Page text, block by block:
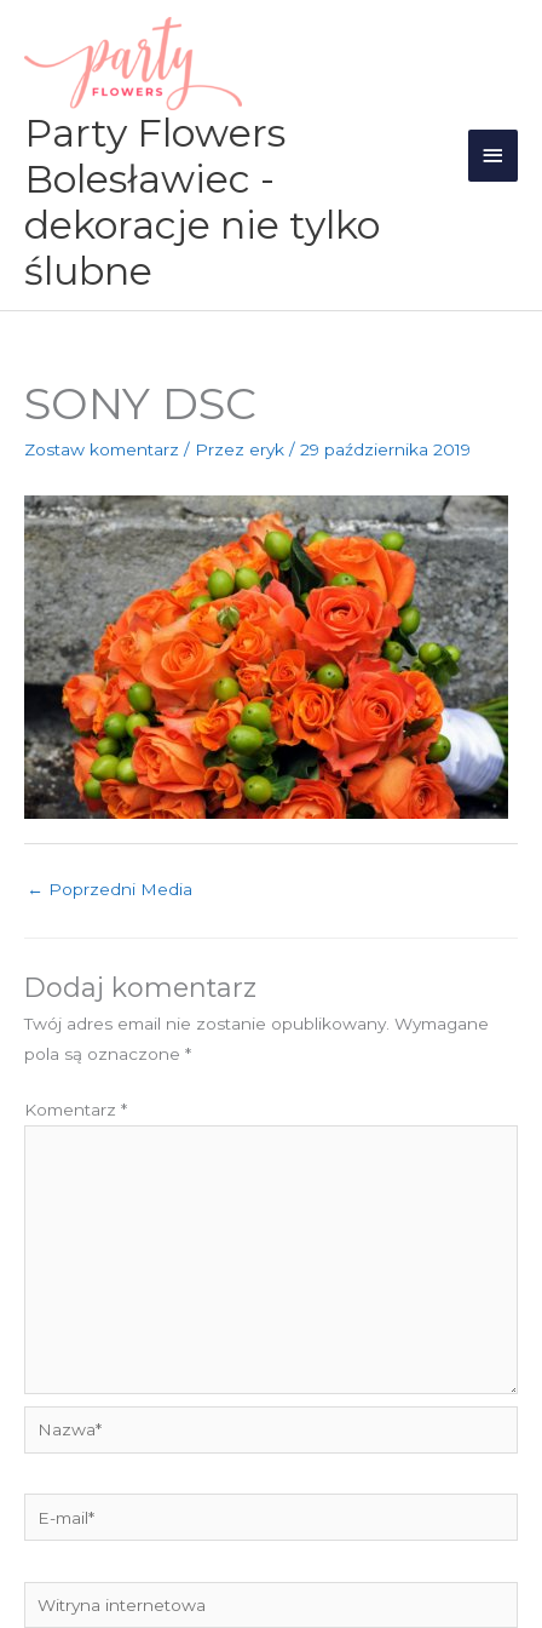
treści
Party Flowers
Bolesławiec -
dekoracje nie tylko
ślubne
SONY DSC
Zostaw komentarz / Przez eryk / 29 października 2019
← Poprzedni Media
Dodaj komentarz
Twój adres email nie zostanie opublikowany. Wymagane
pola są oznaczone *
Komentarz *
mail*
Witryna